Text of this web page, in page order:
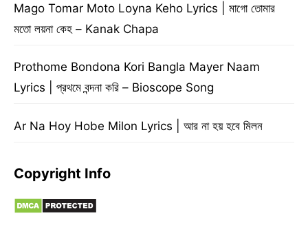
Mago Tomar Moto Loyna Keho Lyrics | মাগো তোমার
মতো লয়না কেহ – Kanak Chapa
Prothome Bondona Kori Bangla Mayer Naam
Lyrics | প্রথমে বন্দনা করি – Bioscope Song
Ar Na Hoy Hobe Milon Lyrics | আর না হয় হবে মিলন
Copyright Info